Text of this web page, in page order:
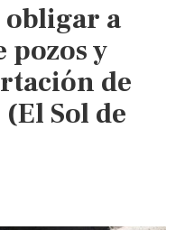
de
obligar a
pozos y
de
Sol de